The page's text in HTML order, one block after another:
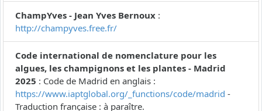
ChampYves - Jean Yves Bernoux :
http://champyves.free.fr/
Code international de nomenclature pour les
algues, les champignons et les plantes - Madrid
2025 : Code de Madrid en anglais :
https://www.iaptglobal.org/_functions/code/madrid -
Traduction française : à paraître.